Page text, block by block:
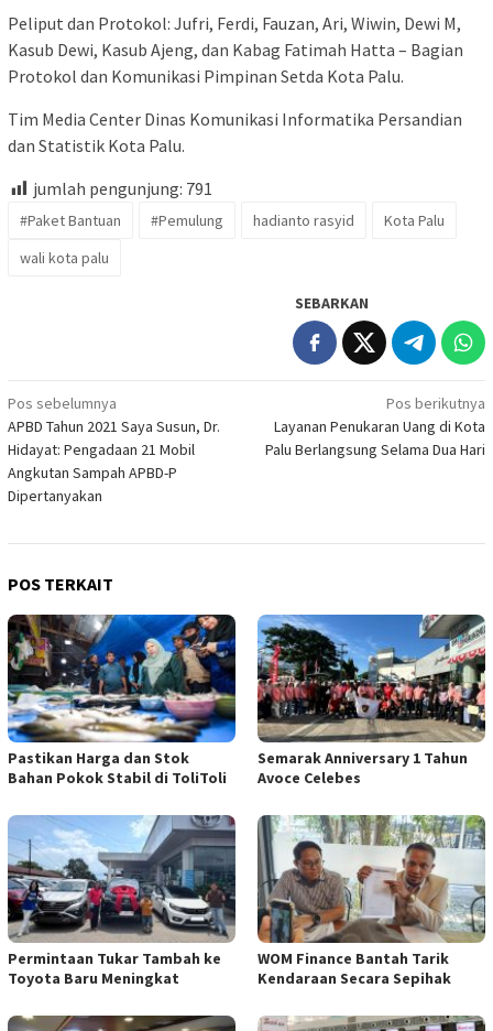
Peliput dan Protokol: Jufri, Ferdi, Fauzan, Ari, Wiwin, Dewi M,
Kasub Dewi, Kasub Ajeng, dan Kabag Fatimah Hatta – Bagian
Protokol dan Komunikasi Pimpinan Setda Kota Palu.
Tim Media Center Dinas Komunikasi Informatika Persandian
dan Statistik Kota Palu.
jumlah pengunjung: 791
#Paket Bantuan #Pemulung hadianto rasyid
Kota Palu
wali kota palu
SEBARKAN
Navigasi
pos
Pos sebelumnya
APBD Tahun 2021 Saya Susun, Dr.
Hidayat: Pengadaan 21 Mobil
Angkutan Sampah APBD-P
Dipertanyakan
Pos berikutnya
Layanan Penukaran Uang di Kota
Palu Berlangsung Selama Dua Hari
POS TERKAIT
Pastikan Harga dan Stok
Bahan Pokok Stabil di ToliToli
Semarak Anniversary 1 Tahun
Avoce Celebes
Permintaan Tukar Tambah ke
Toyota Baru Meningkat
WOM Finance Bantah Tarik
Kendaraan Secara Sepihak